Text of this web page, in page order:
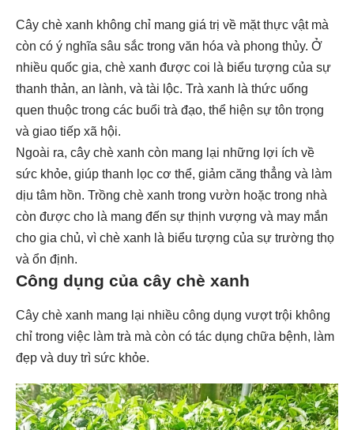
Cây chè xanh không chỉ mang giá trị về mặt thực vật mà
còn có ý nghĩa sâu sắc trong văn hóa và phong thủy. Ở
nhiều quốc gia, chè xanh được coi là biểu tượng của sự
thanh thản, an lành, và tài lộc. Trà xanh là thức uống
quen thuộc trong các buổi trà đạo, thể hiện sự tôn trọng
và giao tiếp xã hội.
Ngoài ra, cây chè xanh còn mang lại những lợi ích về
sức khỏe, giúp thanh lọc cơ thể, giảm căng thẳng và làm
dịu tâm hồn. Trồng chè xanh trong vườn hoặc trong nhà
còn được cho là mang đến sự thịnh vượng và may mắn
cho gia chủ, vì chè xanh là biểu tượng của sự trường thọ
và ổn định.
Công dụng của cây chè xanh
Cây chè xanh mang lại nhiều công dụng vượt trội không
chỉ trong việc làm trà mà còn có tác dụng chữa bệnh, làm
đẹp và duy trì sức khỏe.